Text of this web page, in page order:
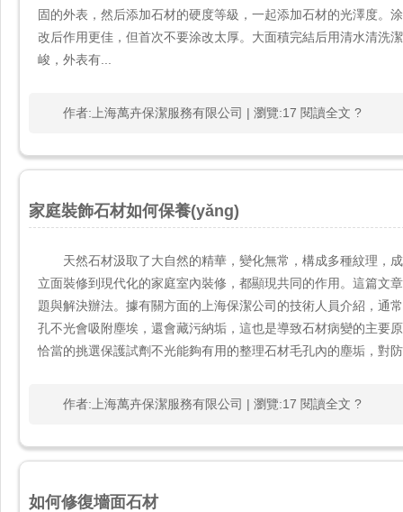
固的外表，然后添加石材的硬度等級，一起添加石材的光澤度
改后作用更佳，但首次不要涂改太厚。大面積完結后用清水清
峻，外表有...
作者:上海萬卉保潔服務有限公司 | 瀏覽:17 閱讀全文 ?
家庭裝飾石材如何保養(yǎng)
天然石材汲取了大自然的精華，變化無常，構成多種紋理
立面裝修到現代化的家庭室內裝修，都顯現共同的作用。這篇文章
題與解決辦法。據有關方面的上海保潔公司的技術人員介紹，
孔不光會吸附塵埃，還會藏污納垢，這也是導致石材病變的主要
恰當的挑選保護試劑不光能夠有用的整理石材毛孔內的塵垢，對
作者:上海萬卉保潔服務有限公司 | 瀏覽:17 閱讀全文 ?
如何修復墻面石材